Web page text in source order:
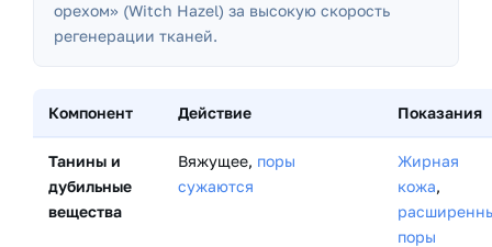
орехом» (Witch Hazel) за высокую скорость
регенерации тканей.
Компонент Действие Показания
Танины и
дубильные
вещества
Вяжущее, поры
сужаются
Жирная
кожа,
поры